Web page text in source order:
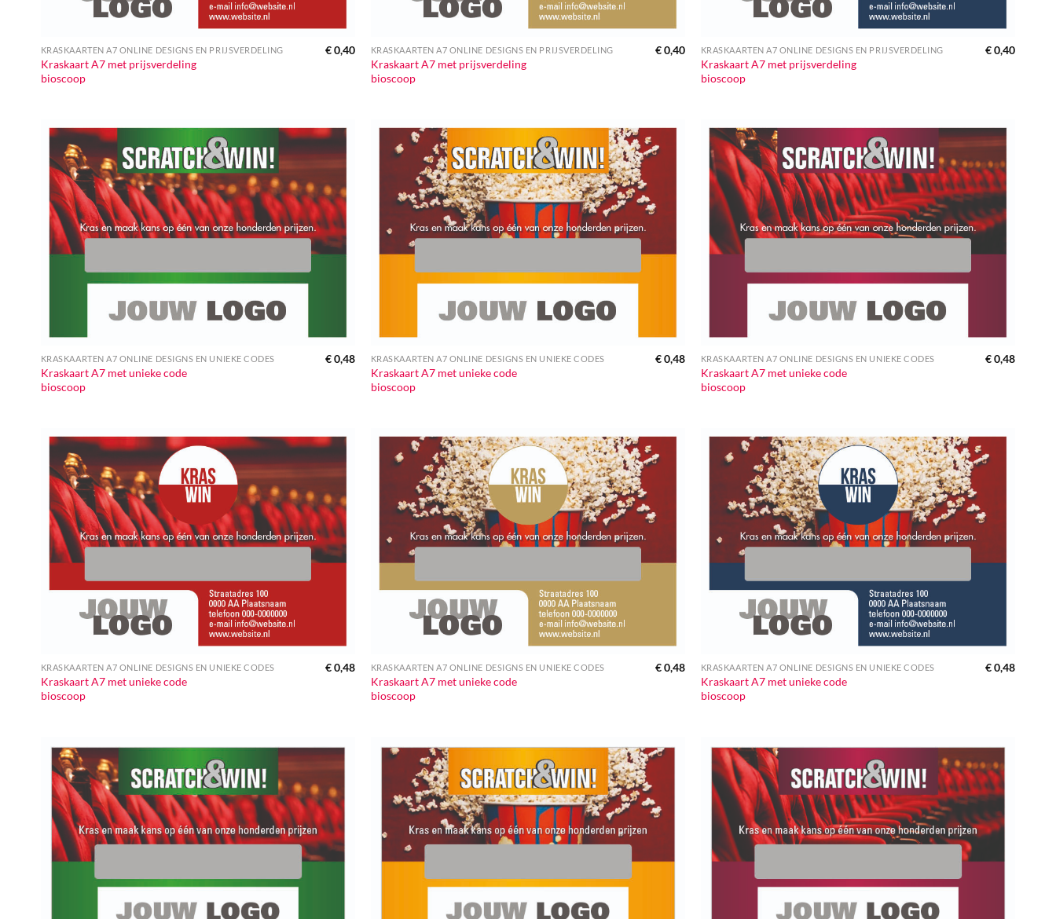
KRASKAARTEN A7 ONLINE DESIGNS EN PRIJSVERDELING
Kraskaart A7 met prijsverdeling
bioscoop
€0,40 KRASKAARTEN A7 ONLINE DESIGNS EN PRIJSVERDELING
Kraskaart A7 met prijsverdeling
bioscoop
€0,40 KRASKAARTEN A7 ONLINE DESIGNS EN PRIJSVERDELING
Kraskaart A7 met prijsverdeling
bioscoop
€0,40
KRASKAARTEN A7 ONLINE DESIGNS EN UNIEKE CODES
Kraskaart A7 met unieke code
bioscoop
€0,48 KRASKAARTEN A7 ONLINE DESIGNS EN UNIEKE CODES
Kraskaart A7 met unieke code
bioscoop
€0,48 KRASKAARTEN A7 ONLINE DESIGNS EN UNIEKE CODES
Kraskaart A7 met unieke code
bioscoop
€0,48
KRASKAARTEN A7 ONLINE DESIGNS EN UNIEKE CODES
Kraskaart A7 met unieke code
bioscoop
€0,48 KRASKAARTEN A7 ONLINE DESIGNS EN UNIEKE CODES
Kraskaart A7 met unieke code
bioscoop
€0,48 KRASKAARTEN A7 ONLINE DESIGNS EN UNIEKE CODES
Kraskaart A7 met unieke code
bioscoop
€0,48